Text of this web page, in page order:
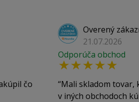
čo
Overený
21.07.2026
Odporúča obchod
Mali skladom tovar,
v iných obchodoch